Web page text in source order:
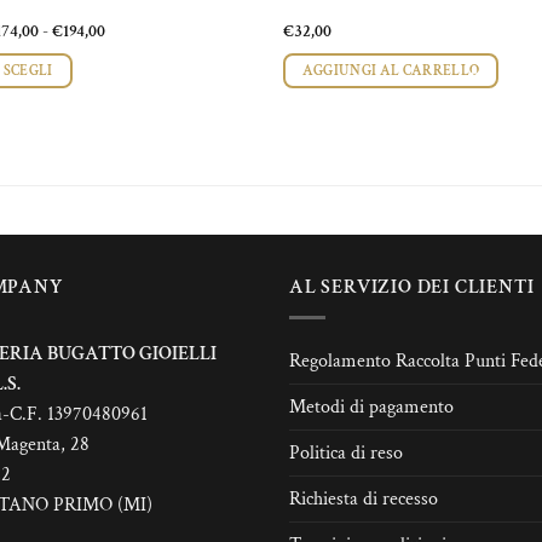
-€194,00Fascia
SCEGLI
€32,00
AGGIUNGI AL CARRELLO
BUGATTO GIOIELLI
C.F. 13970480961
28
PRIMO (MI)
AL SERVIZIO DEI CLIENTI
Regolamento Raccolta Punti
Metodi di pagamento
Politica di reso
Richiesta di recesso